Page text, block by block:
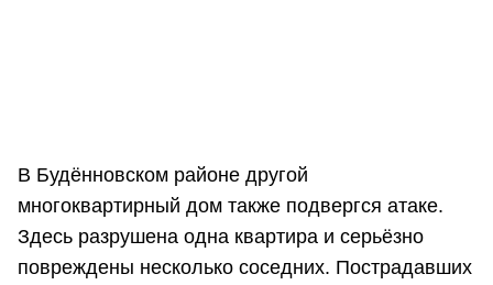
В Будённовском районе другой
многоквартирный дом также подвергся атаке.
Здесь разрушена одна квартира и серьёзно
повреждены несколько соседних. Пострадавших